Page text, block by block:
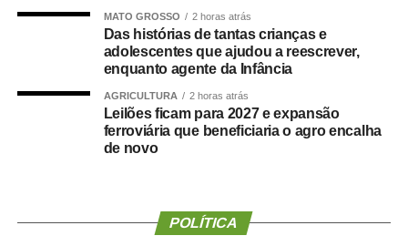
confiança depositada no Instituto Selecon e destacou a
forma como o processo foi conduzido.
“Eu, em nome do Selecon, também agradeço ao
deputado porque, de fato, fizemos um concurso histórico,
graças à oportunidade que o Juca nos deu para
realizarmos esse concurso com qualidade e segurança,
Ao final do encontro, Juca reforçou a importância da
MATO GROSSO 2 horas atrás
Das histórias de tantas crianças e
adolescentes que ajudou a reescrever,
enquanto agente da Infância
AGRICULTURA 2 horas atrás
Leilões ficam para 2027 e expansão
ferroviária que beneficiaria o agro encalha
de novo
POLÍTICA